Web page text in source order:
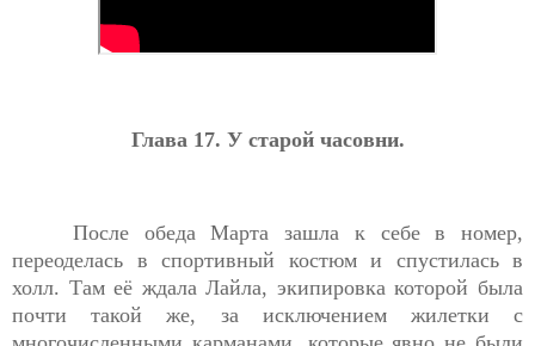
Глава 17. У старой часовни.
После обеда Марта зашла к себе в номер,
переоделась в спортивный костюм и спустилась в
холл. Там её ждала Лайла, экипировка которой была
почти такой же, за исключением жилетки с